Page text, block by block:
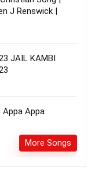
J Renswick |
JAIL KAMBI
Appa
More Songs